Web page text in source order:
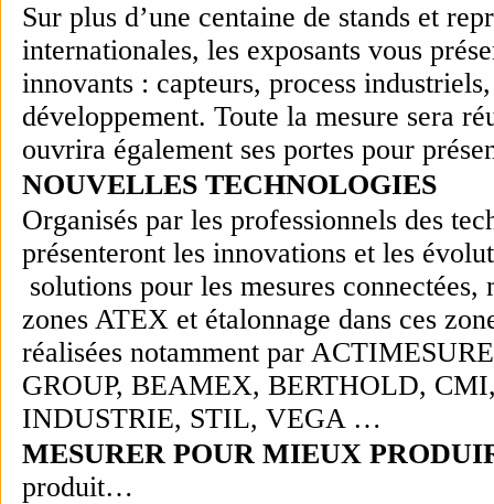
Sur plus d’une centaine de stands et
internationales, les exposants vous
innovants : capteurs, process
développement. Toute la mesure sera
ouvrira également ses portes pour
NOUVELLES TECHNOLOGIES
Organisés par les professionnels des
présenteront les innovations et les
solutions pour les mesures
zones ATEX et étalonnage dans ces
réalisées notamment par
GROUP, BEAMEX, BERTHOLD,
INDUSTRIE, STIL, VEGA …
MESURER POUR MIEUX
produit…